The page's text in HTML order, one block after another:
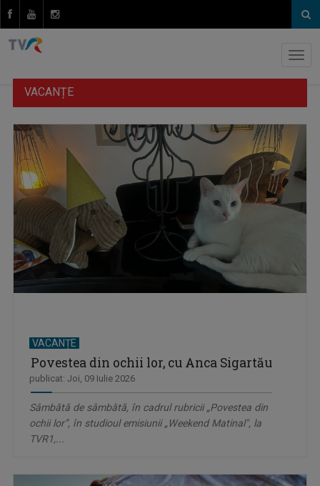
VACANȚE
VACANȚE
Povestea din ochii lor, cu Anca Sigartău
publicat: Joi, 09 Iulie 2026
Sâmbătă de sâmbătă, în cadrul rubricii „Povestea din
ochii lor”, în studioul emisiunii „Weekend Matinal", la
TVR1,...